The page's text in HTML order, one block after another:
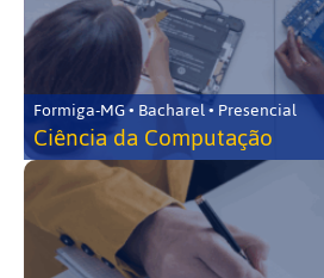
Formiga-MG • Bacharel • Presencial
Ciência da Computação